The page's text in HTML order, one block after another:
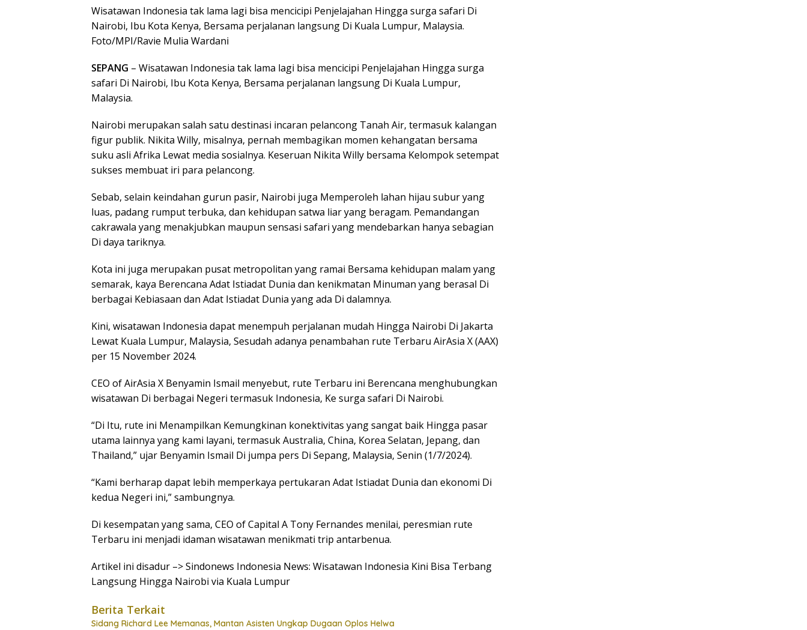
Wisatawan Indonesia tak lama lagi bisa mencicipi Penjelajahan Hingga surga safari Di
Nairobi, Ibu Kota Kenya, Bersama perjalanan langsung Di Kuala Lumpur, Malaysia.
Foto/MPI/Ravie Mulia Wardani
SEPANG – Wisatawan Indonesia tak lama lagi bisa mencicipi Penjelajahan Hingga surga
safari Di Nairobi, Ibu Kota Kenya, Bersama perjalanan langsung Di Kuala Lumpur,
Malaysia.
Nairobi merupakan salah satu destinasi incaran pelancong Tanah Air, termasuk kalangan
figur publik. Nikita Willy, misalnya, pernah membagikan momen kehangatan bersama
suku asli Afrika Lewat media sosialnya. Keseruan Nikita Willy bersama Kelompok setempat
sukses membuat iri para pelancong.
Sebab, selain keindahan gurun pasir, Nairobi juga Memperoleh lahan hijau subur yang
luas, padang rumput terbuka, dan kehidupan satwa liar yang beragam. Pemandangan
cakrawala yang menakjubkan maupun sensasi safari yang mendebarkan hanya sebagian
Di daya tariknya.
Kota ini juga merupakan pusat metropolitan yang ramai Bersama kehidupan malam yang
semarak, kaya Berencana Adat Istiadat Dunia dan kenikmatan Minuman yang berasal Di
berbagai Kebiasaan dan Adat Istiadat Dunia yang ada Di dalamnya.
Kini, wisatawan Indonesia dapat menempuh perjalanan mudah Hingga Nairobi Di Jakarta
Lewat Kuala Lumpur, Malaysia, Sesudah adanya penambahan rute Terbaru AirAsia X (AAX)
per 15 November 2024.
CEO of AirAsia X Benyamin Ismail menyebut, rute Terbaru ini Berencana menghubungkan
wisatawan Di berbagai Negeri termasuk Indonesia, Ke surga safari Di Nairobi.
“Di Itu, rute ini Menampilkan Kemungkinan konektivitas yang sangat baik Hingga pasar
utama lainnya yang kami layani, termasuk Australia, China, Korea Selatan, Jepang, dan
Thailand,” ujar Benyamin Ismail Di jumpa pers Di Sepang, Malaysia, Senin (1/7/2024).
“Kami berharap dapat lebih memperkaya pertukaran Adat Istiadat Dunia dan ekonomi Di
kedua Negeri ini,” sambungnya.
Di kesempatan yang sama, CEO of Capital A Tony Fernandes menilai, peresmian rute
Terbaru ini menjadi idaman wisatawan menikmati trip antarbenua.
Artikel ini disadur –> Sindonews Indonesia News: Wisatawan Indonesia Kini Bisa Terbang
Langsung Hingga Nairobi via Kuala Lumpur
Berita Terkait
Sidang Richard Lee Memanas, Mantan Asisten Ungkap Dugaan Oplos Helwa